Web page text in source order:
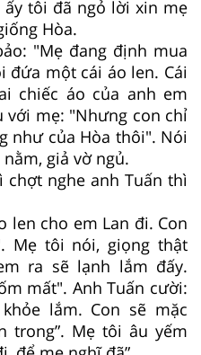
tôi đã ngỏ lời xin mẹ
Hòa.
"Mẹ đang định mua
đứa một cái áo len. Cái
chiếc áo của anh em
với mẹ: "Nhưng con chỉ
như của Hòa thôi". Nói
giả vờ ngủ.
nghe anh Tuấn thì
len cho em Lan đi. Con
Mẹ tôi nói, giọng thật
ra sẽ lạnh lắm đấy.
mất". Anh Tuấn cười:
lắm. Con sẽ mặc
trong”. Mẹ tôi âu yếm